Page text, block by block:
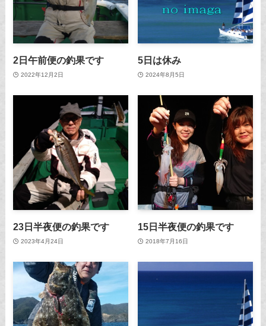
2日午前便の釣果です
2022年12月2日
5日は休み
2024年8月5日
23日半夜便の釣果です
2023年4月24日
15日半夜便の釣果です
2018年7月16日